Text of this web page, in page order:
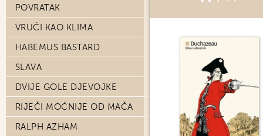
POVRATAK
VRUĆI KAO KLIMA
HABEMUS BASTARD
SLAVA
DVIJE GOLE DJEVOJKE
RIJEČI MOĆNIJE OD MAČA
RALPH AZHAM